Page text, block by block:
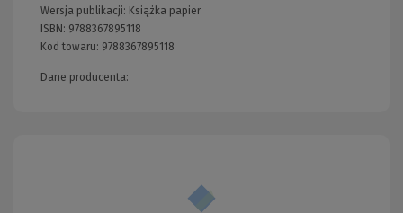
Wersja publikacji: Książka papier
ISBN: 9788367895118
Kod towaru: 9788367895118
Dane producenta: